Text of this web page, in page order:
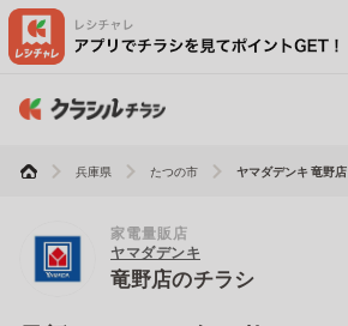
兵庫県 たつの市 ヤマダデンキ 竜野店
家電量販店
ヤマダデンキ
竜野店のチラシ